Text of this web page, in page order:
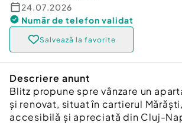
24.07.2026
Număr de telefon validat
Salvează la favorite
Descriere anunt
Blitz propune spre vânzare un
și renovat, situat în cartierul
accesibilă și apreciată din Cluj-